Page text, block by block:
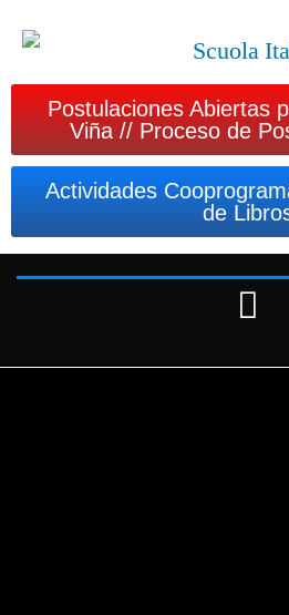
Postulaciones Abiertas
Viña // Proceso de
Actividades
de